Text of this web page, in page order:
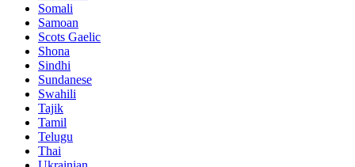
Somali
Samoan
Scots Gaelic
Shona
Sindhi
Sundanese
Swahili
Tajik
Tamil
Telugu
Thai